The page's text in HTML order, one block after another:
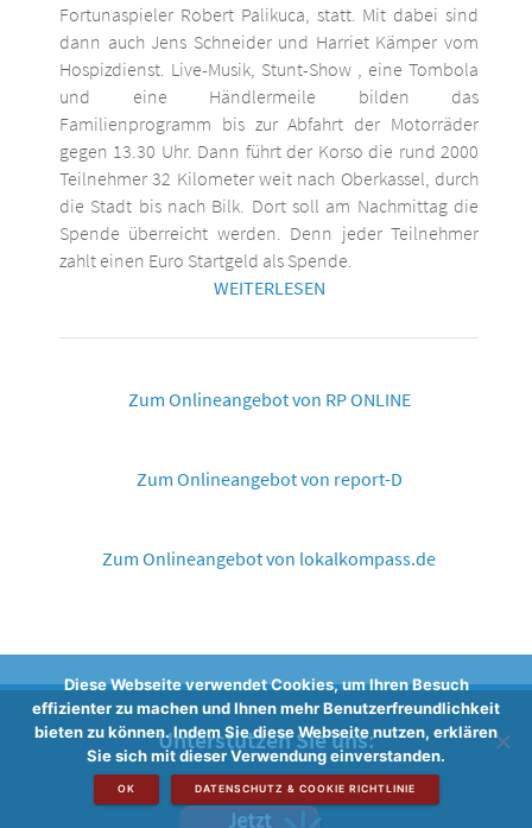
Fortunaspieler Robert Palikuca, statt. Mit dabei sind
dann auch Jens Schneider und Harriet Kämper vom
Hospizdienst. Live-Musik, Stunt-Show , eine Tombola
und eine Händlermeile bilden das
Familienprogramm bis zur Abfahrt der Motorräder
gegen 13.30 Uhr. Dann führt der Korso die rund 2000
Teilnehmer 32 Kilometer weit nach Oberkassel, durch
die Stadt bis nach Bilk. Dort soll am Nachmittag die
Spende überreicht werden. Denn jeder Teilnehmer
zahlt einen Euro Startgeld als Spende.
WEITERLESEN
Zum Onlineangebot von RP ONLINE
Zum Onlineangebot von report-D
Zum Onlineangebot von lokalkompass.de
Unterstützen Sie uns:
Diese Webseite verwendet Cookies, um Ihren Besuch
effizienter zu machen und Ihnen mehr Benutzerfreundlichkeit
bieten zu können. Indem Sie diese Webseite nutzen, erklären
Sie sich mit dieser Verwendung einverstanden.
OK DATENSCHUTZ & COOKIE RICHTLINIE